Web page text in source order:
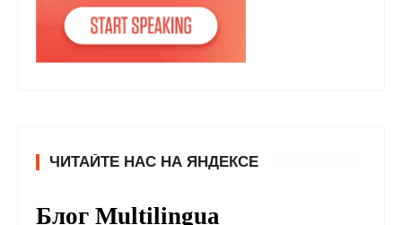
ЧИТАЙТЕ НАС НА ЯНДЕКСЕ
Блог Multilingua